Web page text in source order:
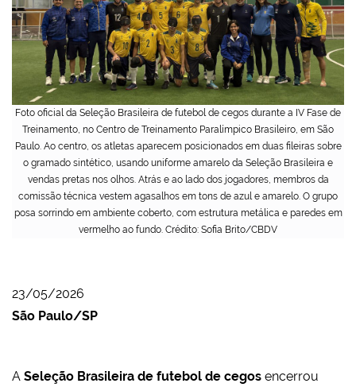
Foto oficial da Seleção Brasileira de futebol de cegos durante a IV Fase de
Treinamento, no Centro de Treinamento Paralímpico Brasileiro, em São
Paulo. Ao centro, os atletas aparecem posicionados em duas fileiras sobre
o gramado sintético, usando uniforme amarelo da Seleção Brasileira e
vendas pretas nos olhos. Atrás e ao lado dos jogadores, membros da
comissão técnica vestem agasalhos em tons de azul e amarelo. O grupo
posa sorrindo em ambiente coberto, com estrutura metálica e paredes em
vermelho ao fundo. Crédito: Sofia Brito/CBDV
23/05/2026
São Paulo/SP
A Seleção Brasileira de futebol de cegos encerrou